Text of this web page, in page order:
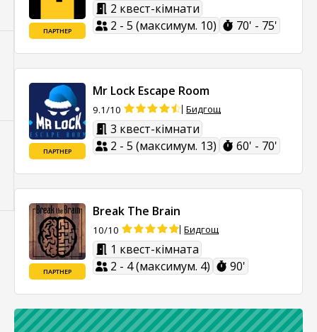
ПАРТНЕР
2 квест-кімнати
2 - 5 (максимум. 10)
70' - 75'
ПАРТНЕР
Mr Lock Escape Room
9.1/10 Бидгощ
3 квест-кімнати
2 - 5 (максимум. 13)
60' - 70'
ПАРТНЕР
Break The Brain
10/10 Бидгощ
1 квест-кімната
2 - 4 (максимум. 4)
90'